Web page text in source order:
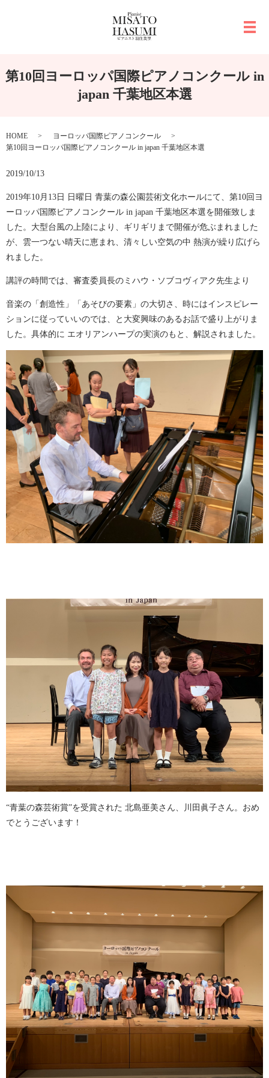
メ
第10回ヨーロッパ国際ピアノコンクール in
japan 千葉地区本選
HOME
ヨーロッパ国際ピアノコンクール
第10回ヨーロッパ国際ピアノコンクール in japan 千葉地区本選
2019/10/13
2019年10月13日 日曜日 青葉の森公園芸術文化ホールにて、第10回ヨ
ーロッパ国際ピアノコンクール in japan 千葉地区本選を開催致しま
した。大型台風の上陸により、ギリギリまで開催が危ぶまれました
が、雲一つない晴天に恵まれ、清々しい空気の中 熱演が繰り広げら
れました。
講評の時間では、審査委員長のミハウ・ソブコヴィアク先生より
音楽の「創造性」「あそびの要素」の大切さ、時にはインスピレー
ションに従っていいのでは、と大変興味のあるお話で盛り上がりま
した。具体的に エオリアンハープの実演のもと、解説されました。
“青葉の森芸術賞”を受賞された 北島亜美さん、川田眞子さん。おめ
でとうございます！